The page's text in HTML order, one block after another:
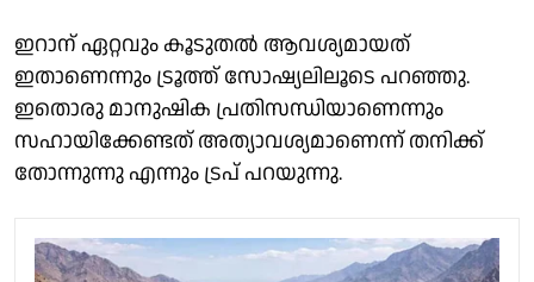
ഇറാന് ഏറ്റവും കൂടുതല്‍ ആവശ്യമായത്
ഇതാണെന്നും ട്രൂത്ത് സോഷ്യലിലൂടെ പറഞ്ഞു.
ഇതൊരു മാനുഷിക പ്രതിസന്ധിയാണെന്നും
സഹായിക്കേണ്ടത് അത്യാവശ്യമാണെന്ന് തനിക്ക്
തോന്നുന്നു എന്നും ട്രപ് പറയുന്നു.